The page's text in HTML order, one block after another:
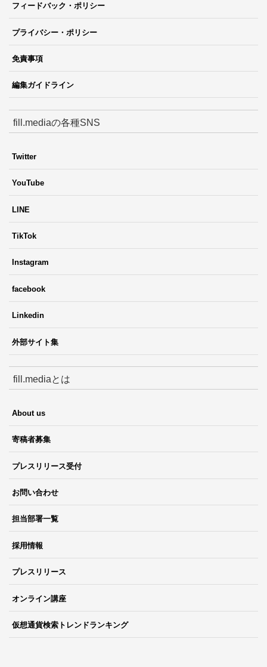
フィードバック・ポリシー
プライバシー・ポリシー
免責事項
編集ガイドライン
fill.mediaの各種SNS
Twitter
YouTube
LINE
TikTok
Instagram
facebook
Linkedin
外部サイト集
fill.mediaとは
About us
寄稿者募集
プレスリリース受付
お問い合わせ
担当部署一覧
採用情報
プレスリリース
オンライン講座
仮想通貨検索トレンドランキング